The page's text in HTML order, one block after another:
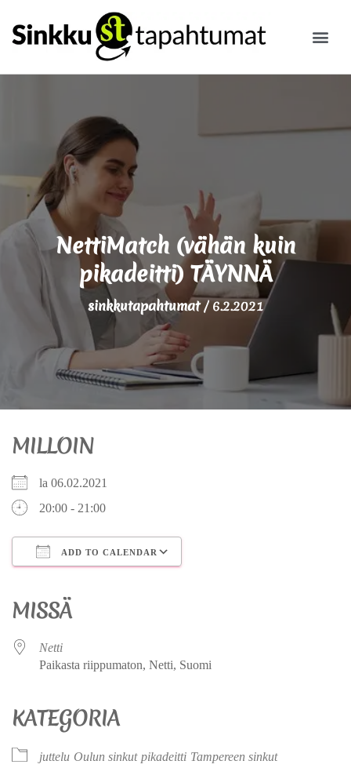
NettiMatch (vähän kuin
pikadeitti) TÄYNNÄ
sinkkutapahtumat/6.2.2021
MILLOIN
la 06.02.2021
20:00 - 21:00
ADD TO CALENDAR
MISSÄ
Netti
Paikasta riippumaton, Netti, Suomi
KATEGORIA
juttelu Oulun sinkut pikadeitti Tampereen sinkut